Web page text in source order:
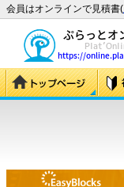
会員はオンラインで見積書(